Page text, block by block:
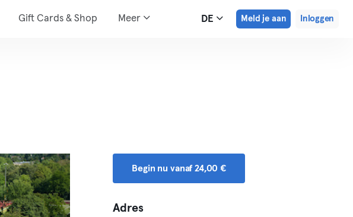
Gift Cards & Shop Meer DE Meld je aan Inloggen
Begin nu vanaf 24,00 €
Adres